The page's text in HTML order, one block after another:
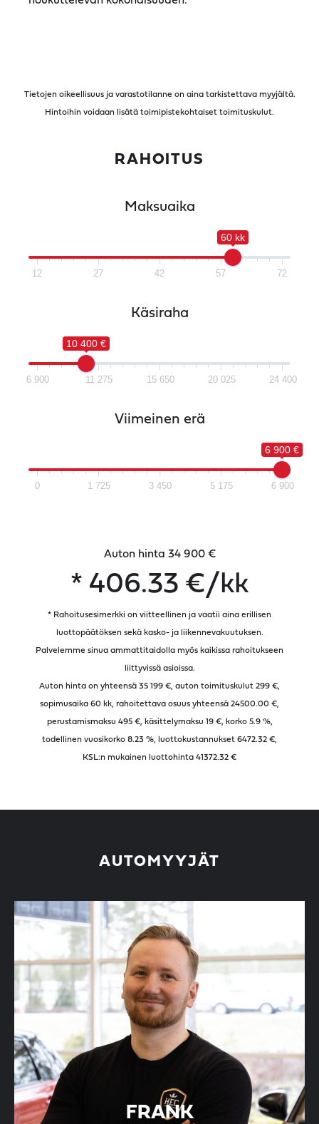
Tietojen oikeellisuus ja varastotilanne on aina tarkistettava myyjältä.
Hintoihin voidaan lisätä toimipistekohtaiset toimituskulut.
RAHOITUS
Maksuaika
60 kk
12 27 42 57 72
Käsiraha
10 400 €
6 900 11 275 15 650 20 025 24 400
Viimeinen erä
6 900 €
0 1 725 3 450 5 175 6 900
Auton hinta 34 900 €
* 406.33 €/kk
* Rahoitusesimerkki on viitteellinen ja vaatii aina erillisen
luottopäätöksen sekä kasko- ja liikennevakuutuksen.
Palvelemme sinua ammattitaidolla myös kaikissa rahoitukseen
liittyvissä asioissa.
Auton hinta on yhteensä 35 199 €, auton toimituskulut 299 €,
sopimusaika 60 kk, rahoitettava osuus yhteensä 24500.00 €,
perustamismaksu 495 €, käsittelymaksu 19 €, korko 5.9 %,
todellinen vuosikorko 8.23 %, luottokustannukset 6472.32 €,
KSL:n mukainen luottohinta 41372.32 €
AUTOMYYJÄT
FRANK